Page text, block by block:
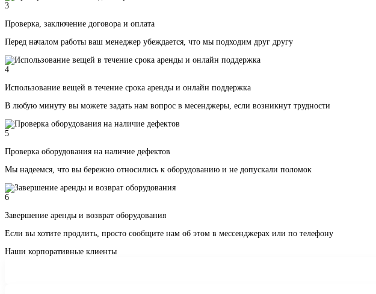
3
Проверка, заключение договора и оплата
Перед началом работы ваш менеджер убеждается, что мы подходим друг другу
4
Использование вещей в течение срока аренды и онлайн поддержка
В любую минуту вы можете задать нам вопрос в месенджеры, если возникнут трудности
5
Проверка оборудования на наличие дефектов
Мы надеемся, что вы бережно относились к оборудованию и не допускали поломок
6
Завершение аренды и возврат оборудования
Если вы хотите продлить, просто сообщите нам об этом в мессенджерах или по телефону
Наши корпоративные клиенты